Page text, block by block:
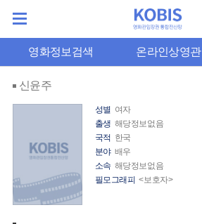
영화정보검색 온라인상영관
신윤주
성별 여자
출생 해당정보없음
국적 한국
분야 배우
소속 해당정보없음
필모그래피 <보호자>